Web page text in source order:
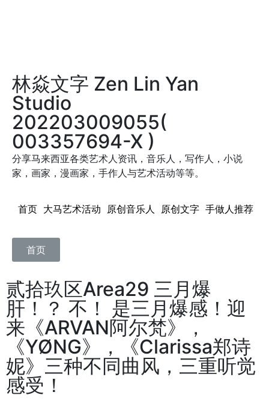
林焱文字 Zen Lin Yan
Studio
202203009055(
003357694-X )
分享马来西亚各类艺术人资讯，音乐人，写作人，小说
家，画家，漫画家，手作人与艺术活动等等。
首页 大马艺术活动 原创音乐人 原创文字 手做人推荐
首页
贰拾玖区Area29 三月爆
肝！？ 不！ 是三月爆感！迎
来《ARVAN阿尔梵》，
《YØNG》，《Clarissa郑诗
妮》三种不同曲风，三重听觉
感受！